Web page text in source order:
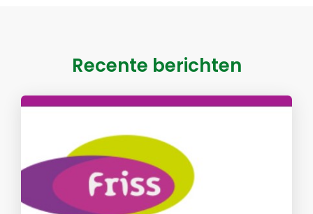
Recente berichten